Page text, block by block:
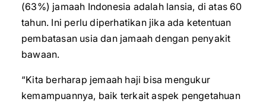
(63%) jamaah Indonesia adalah lansia, di atas 60
tahun. Ini perlu diperhatikan jika ada ketentuan
pembatasan usia dan jamaah dengan penyakit
bawaan.
“Kita berharap jemaah haji bisa mengukur
kemampuannya, baik terkait aspek pengetahuan